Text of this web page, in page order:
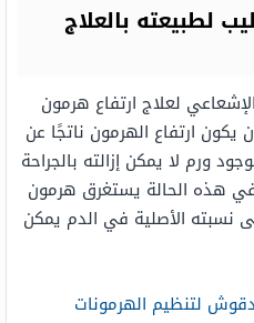
لطبيعته بالعلاج
لعلاج ارتفاع هرمون
يكون ارتفاع الهرمون ناتجًا عن
ورم لا يمكن إزالته بالجراحة
هذه الحالة يستغرق هرمون
نسبته الأصلية في الدم يمكن
لتنظيم الهرمونات